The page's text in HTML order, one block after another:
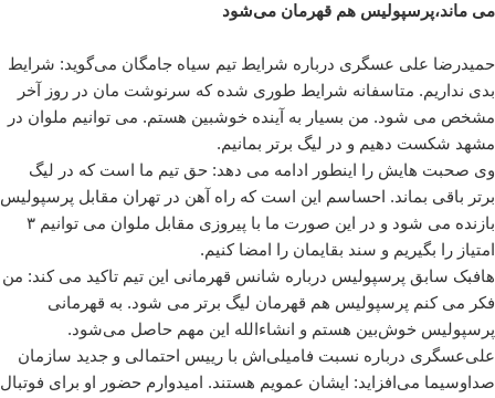
می ماند،‌پرسپولیس هم قهرمان می‌شود
حمیدرضا علی عسگری درباره شرایط تیم سیاه جامگان می‌گوید: شرایط
بدی نداریم. متاسفانه شرایط طوری شده که سرنوشت مان در روز آخر
مشخص می شود. من بسیار به آینده خوشبین هستم. می توانیم ملوان در
مشهد شکست دهیم و در لیگ برتر بمانیم.
وی صحبت هایش را اینطور ادامه می دهد: حق تیم ما است که در لیگ
برتر باقی بماند. احساسم این است که راه آهن در تهران مقابل پرسپولیس
بازنده می شود و در این صورت ما با پیروزی مقابل ملوان می توانیم ۳
امتیاز را بگیریم و سند بقایمان را امضا کنیم.
هافبک سابق پرسپولیس درباره شانس قهرمانی این تیم تاکید می کند: من
فکر می کنم پرسپولیس هم قهرمان لیگ برتر می شود. به قهرمانی
پرسپولیس خوش‌بین هستم و انشاءالله این مهم حاصل می‌شود.
علی‌عسگری درباره نسبت فامیلی‌اش با رییس احتمالی و جدید سازمان
صداوسیما می‌افزاید: ایشان عمویم هستند. امیدوارم حضور او برای فوتبال